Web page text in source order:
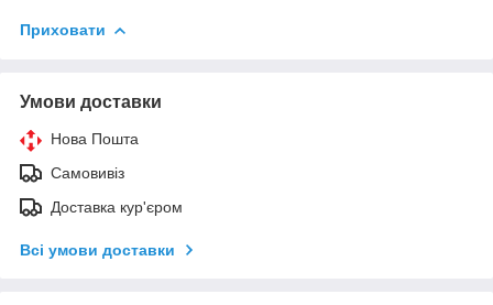
Приховати
Умови доставки
Нова Пошта
Самовивіз
Доставка кур'єром
Всі умови доставки